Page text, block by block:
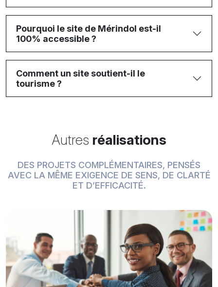
Pourquoi le site de Mérindol est-il
100% accessible ?
Comment un site soutient-il le
tourisme ?
Autres réalisations
DES PROJETS COMPLÉMENTAIRES, PENSÉS
AVEC LA MÊME EXIGENCE DE SENS, DE CLARTÉ
ET D’EFFICACITÉ.